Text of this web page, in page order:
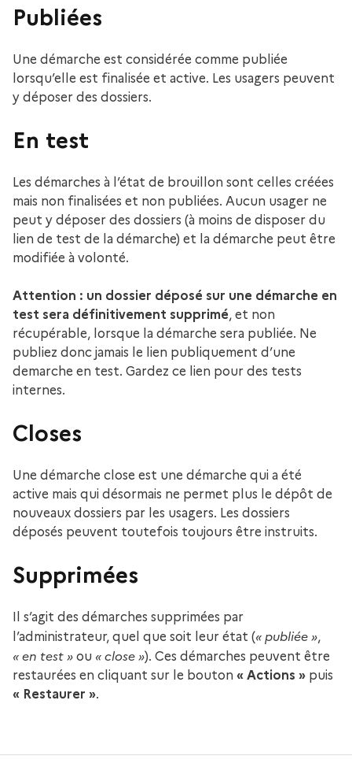
Publiées
Une démarche est considérée comme publiée
lorsqu’elle est finalisée et active. Les usagers peuvent
y déposer des dossiers.
En test
Les démarches à l’état de brouillon sont celles créées
mais non finalisées et non publiées. Aucun usager ne
peut y déposer des dossiers (à moins de disposer du
lien de test de la démarche) et la démarche peut être
modifiée à volonté.
Attention : un dossier déposé sur une démarche en
test sera définitivement supprimé, et non
récupérable, lorsque la démarche sera publiée. Ne
publiez donc jamais le lien publiquement d’une
demarche en test. Gardez ce lien pour des tests
internes.
Closes
Une démarche close est une démarche qui a été
active mais qui désormais ne permet plus le dépôt de
nouveaux dossiers par les usagers. Les dossiers
déposés peuvent toutefois toujours être instruits.
Supprimées
Il s’agit des démarches supprimées par
l’administrateur, quel que soit leur état (« publiée »,
« en test » ou « close »). Ces démarches peuvent être
restaurées en cliquant sur le bouton « Actions » puis
« Restaurer ».